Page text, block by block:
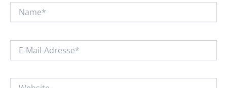
Mail-
Website